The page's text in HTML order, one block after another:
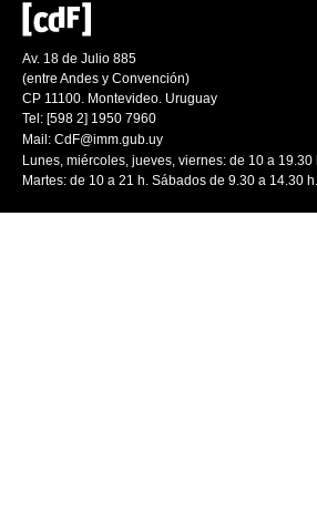
Av. 18 de Julio 885
(entre Andes y Convención)
CP 11100. Montevideo. Uruguay
Tel: [598 2] 1950 7960
Mail: CdF@imm.gub.uy
Lunes, miércoles, jueves, viernes: de 10 a 19.30
Martes: de 10 a 21 h. Sábados de 9.30 a 14.30 h.